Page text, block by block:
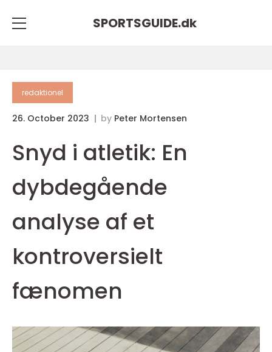
SPORTSGUIDE.dk
redaktionel
26. October 2023 by Peter Mortensen
Snyd i atletik: En
dybdegående
analyse af et
kontroversielt
fænomen